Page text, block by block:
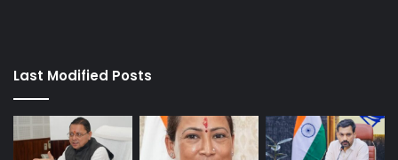
Last Modified Posts